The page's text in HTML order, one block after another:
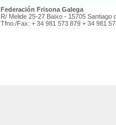
Federación Frisona Galega
R/ Melide 25-27 Baixo - 15705 Santiago
Tfno./Fax: + 34 981 573 879 + 34 981